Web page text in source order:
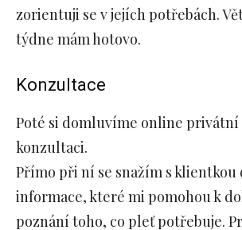
zorientuji se v jejích potřebách.
týdne mám hotovo.
Konzultace
Poté si domluvíme online
konzultaci.
Přímo při ní se snažím s
informace, které mi pomohou k
poznání toho, co pleť potřebuje.